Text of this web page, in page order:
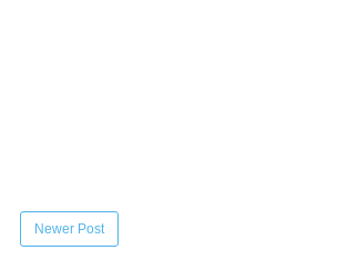
Newer Post